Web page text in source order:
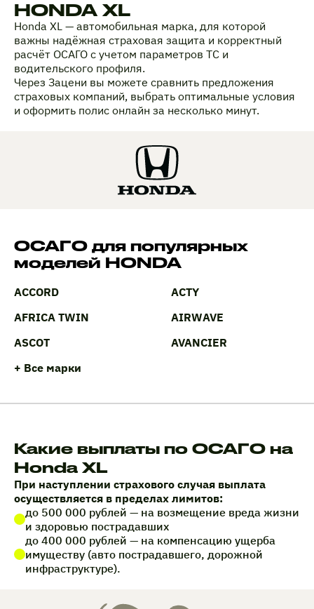
HONDA XL
Honda XL — автомобильная марка, для которой
важны надёжная страховая защита и корректный
расчёт ОСАГО с учетом параметров ТС и
водительского профиля.
Через Зацени вы можете сравнить предложения
страховых компаний, выбрать оптимальные условия
и оформить полис онлайн за несколько минут.
ОСАГО для популярных
моделей HONDA
ACCORD
ACTY
AFRICA TWIN
AIRWAVE
ASCOT
AVANCIER
+ Все марки
Какие выплаты по ОСАГО на
Honda XL
При наступлении страхового случая выплата
осуществляется в пределах лимитов:
до 500 000 рублей — на возмещение вреда жизни
и здоровью пострадавших
до 400 000 рублей — на компенсацию ущерба
имуществу (авто пострадавшего, дорожной
инфраструктуре).